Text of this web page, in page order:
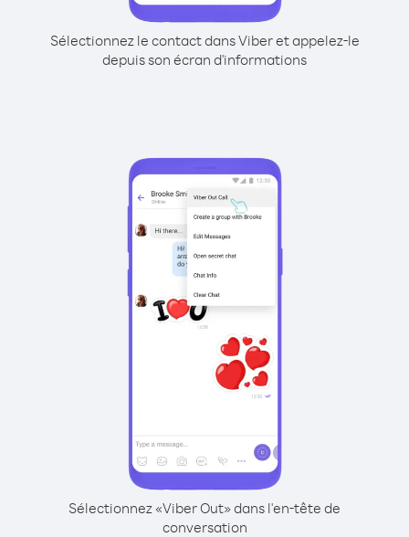
Sélectionnez le contact dans Viber et appelez-le
depuis son écran d'informations
Sélectionnez «Viber Out» dans l'en-tête de
conversation